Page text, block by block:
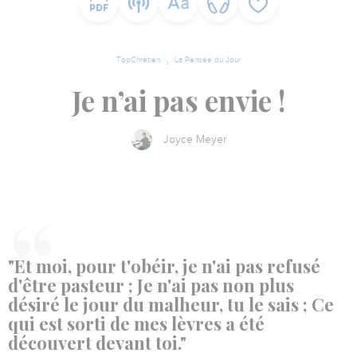
TopChrétien La Pensée du Jour
Je n’ai pas envie !
Joyce Meyer
"Et moi, pour t'obéir, je n'ai pas refusé
d'être pasteur ; Je n'ai pas non plus
désiré le jour du malheur, tu le sais ; Ce
qui est sorti de mes lèvres a été
découvert devant toi."